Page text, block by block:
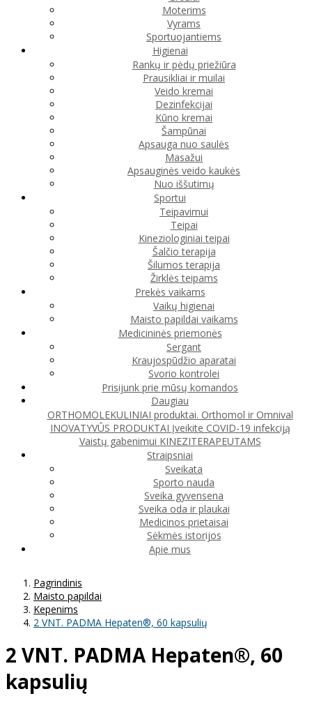
Moterims
Vyrams
Sportuojantiems
Higienai
Rankų ir pėdų priežiūra
Prausikliai ir muilai
Veido kremai
Dezinfekcijai
Kūno kremai
Šampūnai
Apsauga nuo saulės
Masažui
Apsauginės veido kaukės
Nuo iššutimų
Sportui
Teipavimui
Teipai
Kineziologiniai teipai
Šalčio terapija
Šilumos terapija
Žirklės teipams
Prekės vaikams
Vaikų higienai
Maisto papildai vaikams
Medicininės priemonės
Sergant
Kraujospūdžio aparatai
Svorio kontrolei
Prisijunk prie mūsų komandos
Daugiau
ORTHOMOLEKULINIAI produktai. Orthomol ir Omnival
INOVATYVŪS PRODUKTAI Įveikite COVID-19 infekciją
Vaistų gabenimui KINEZITERAPEUTAMS
Straipsniai
Sveikata
Sporto nauda
Sveika gyvensena
Sveika oda ir plaukai
Medicinos prietaisai
Sėkmės istorijos
Apie mus
Pagrindinis
Maisto papildai
Kepenims
2 VNT. PADMA Hepaten®, 60 kapsulių
2 VNT. PADMA Hepaten®, 60
kapsulių